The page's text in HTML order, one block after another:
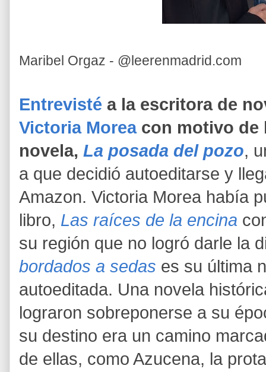
Maribel Orgaz - @leerenmadrid.com
Entrevisté a la escritora de
Victoria Morea con motivo de
novela, La posada del pozo,
a que decidió autoeditarse y
Amazon. Victoria Morea había
libro, Las raíces de la encina
su región que no logró darle la
bordados a sedas es su última
autoeditada. Una novela
lograron sobreponerse a su
su destino era un camino
de ellas, como Azucena, la